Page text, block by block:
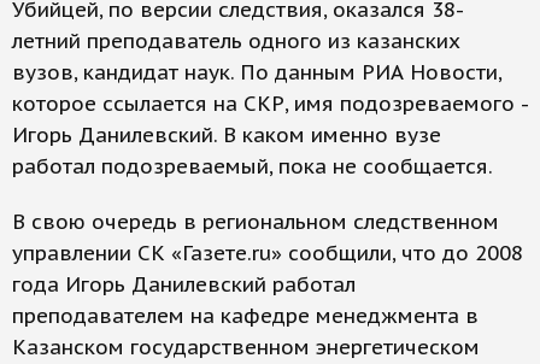
Убийцей, по версии следствия, оказался 38-
летний преподаватель одного из казанских
вузов, кандидат наук. По данным РИА Новости,
которое ссылается на СКР, имя подозреваемого -
Игорь Данилевский. В каком именно вузе
работал подозреваемый, пока не сообщается.
В свою очередь в региональном следственном
управлении СК «Газете.ru» сообщили, что до 2008
года Игорь Данилевский работал
преподавателем на кафедре менеджмента в
Казанском государственном энергетическом